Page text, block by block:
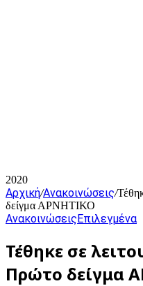
2020
Αρχική/Ανακοινώσεις/
δείγμα ΑΡΝΗΤΙΚΟ
ΑνακοινώσειςΕπιλεγμένα
Τέθηκε σε
Πρώτο δείγμα